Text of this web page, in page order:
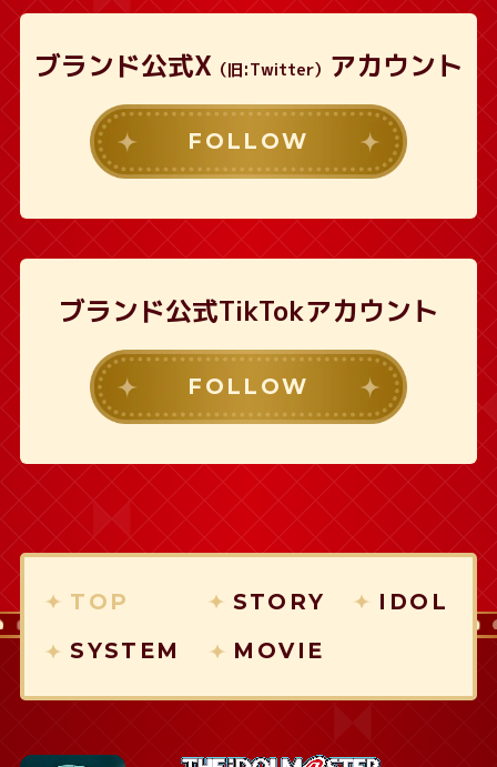
ブランド公式X （旧:Twitter） アカウント
FOLLOW
ブランド公式TikTokアカウント
FOLLOW
TOP STORY
IDOL
SYSTEM
MOVIE